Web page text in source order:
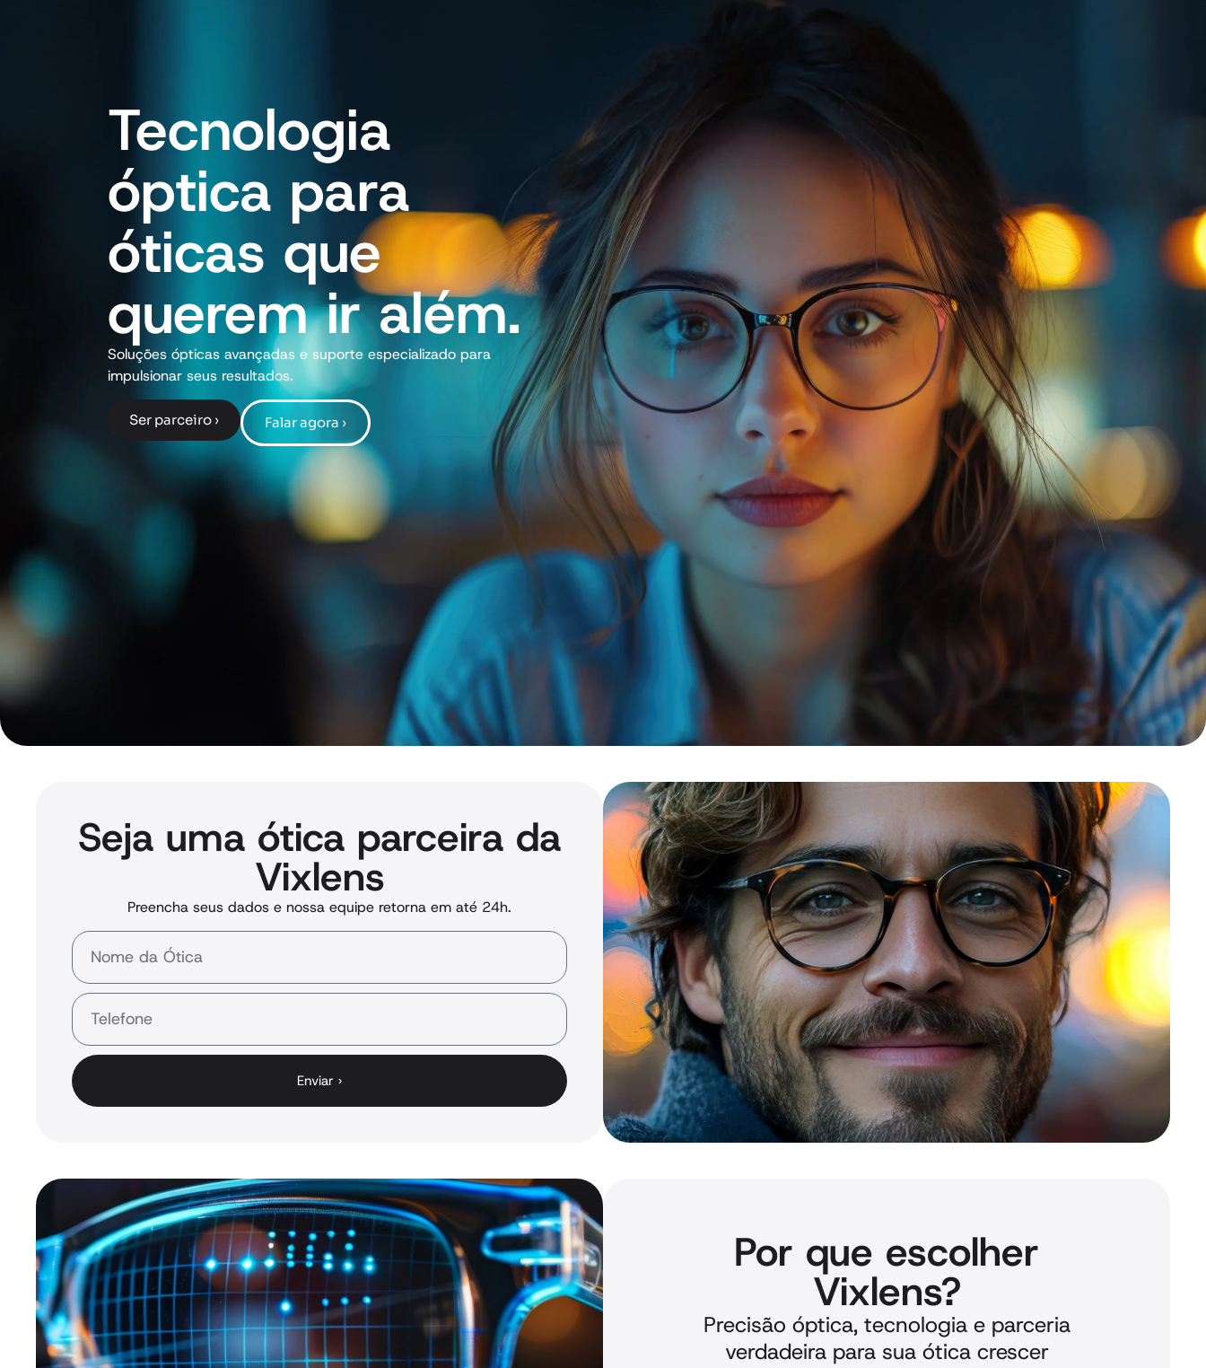
Tecnologia
óptica para
óticas que
querem ir além.
Soluções ópticas avançadas e suporte especializado para
impulsionar seus resultados.
Ser parceiro › Falar agora ›
Seja uma ótica parceira da
Vixlens
Preencha seus dados e nossa equipe retorna em até 24h.
Enviar ›
Por que escolher
Vixlens?
Precisão óptica, tecnologia e parceria
verdadeira para sua ótica crescer